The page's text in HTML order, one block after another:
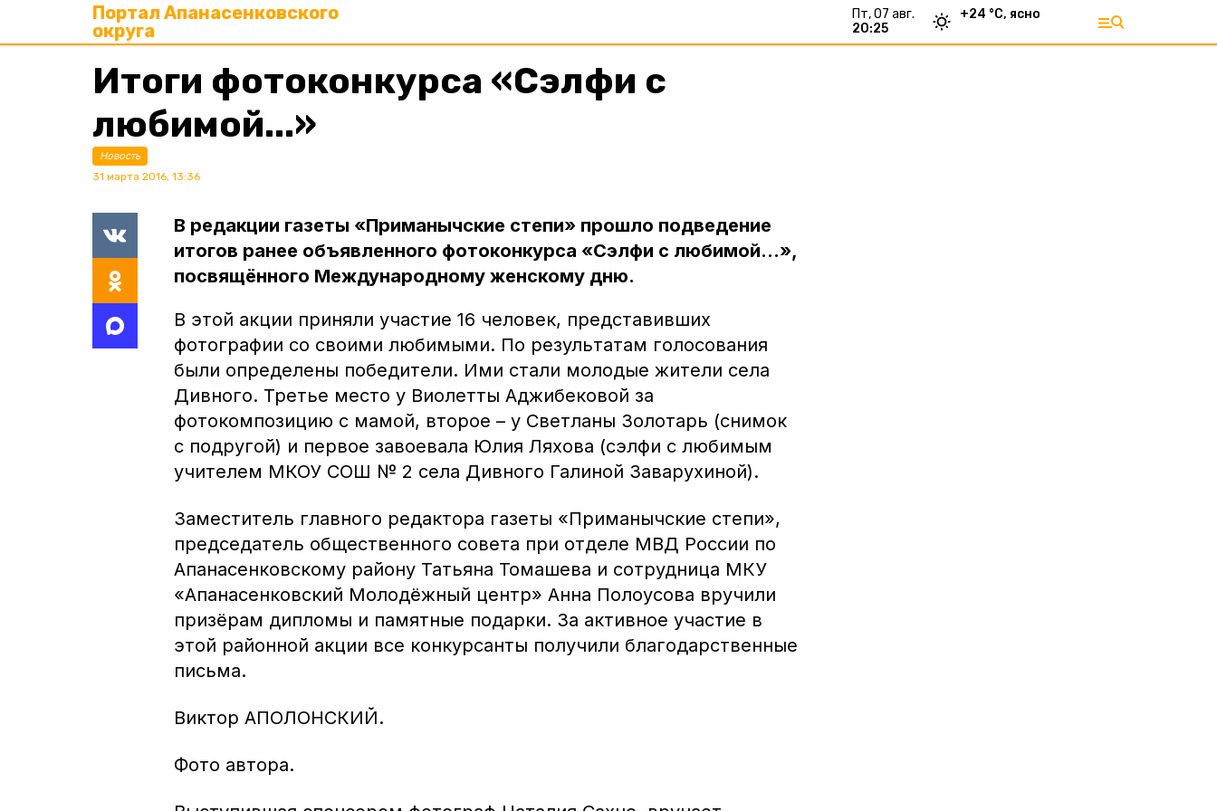
Портал Апанасенковского
округа
пт, 07 авг.
20:25
+24 °С, ясно
Итоги фотоконкурса «Сэлфи с
любимой...»
Новость
31 марта 2016, 13:36
В редакции газеты «Приманычские степи» прошло подведение
итогов ранее объявленного фотоконкурса «Сэлфи с любимой...»,
посвящённого Международному женскому дню.
В этой акции приняли участие 16 человек, представивших
фотографии со своими любимыми. По результатам голосования
были определены победители. Ими стали молодые жители села
Дивного. Третье место у Виолетты Аджибековой за
фотокомпозицию с мамой, второе – у Светланы Золотарь (снимок
с подругой) и первое завоевала Юлия Ляхова (сэлфи с любимым
учителем МКОУ СОШ № 2 села Дивного Галиной Заварухиной).
Заместитель главного редактора газеты «Приманычские степи»,
председатель общественного совета при отделе МВД России по
Апанасенковскому району Татьяна Томашева и сотрудница МКУ
«Апанасенковский Молодёжный центр» Анна Полоусова вручили
призёрам дипломы и памятные подарки. За активное участие в
этой районной акции все конкурсанты получили благодарственные
письма.
Виктор АПОЛОНСКИЙ.
Фото автора.